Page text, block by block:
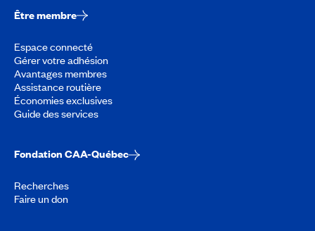
Être membre
Espace connecté
Gérer votre adhésion
Avantages membres
Assistance routière
Économies exclusives
Guide des services
Fondation CAA-Québec
Recherches
Faire un don